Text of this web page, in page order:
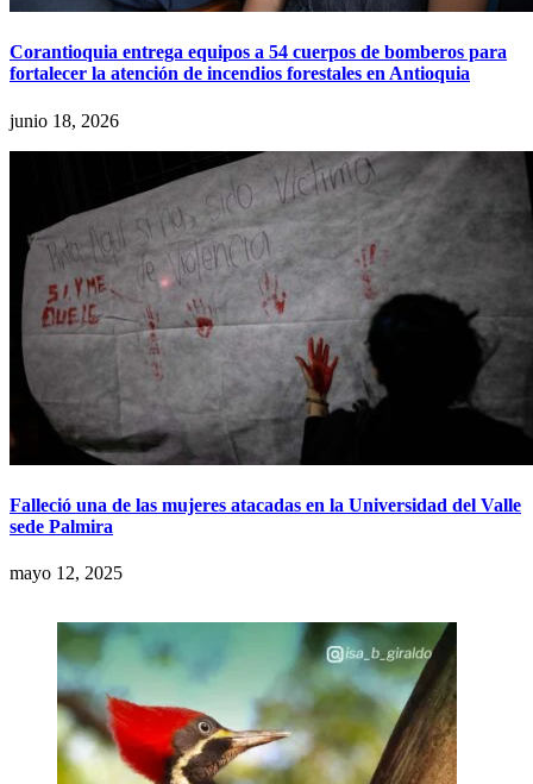
Corantioquia entrega equipos a 54 cuerpos de bomberos para
fortalecer la atención de incendios forestales en Antioquia
junio 18, 2026
Falleció una de las mujeres atacadas en la Universidad del Valle
sede Palmira
mayo 12, 2025